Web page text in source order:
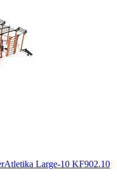
Large-10 KF902.10